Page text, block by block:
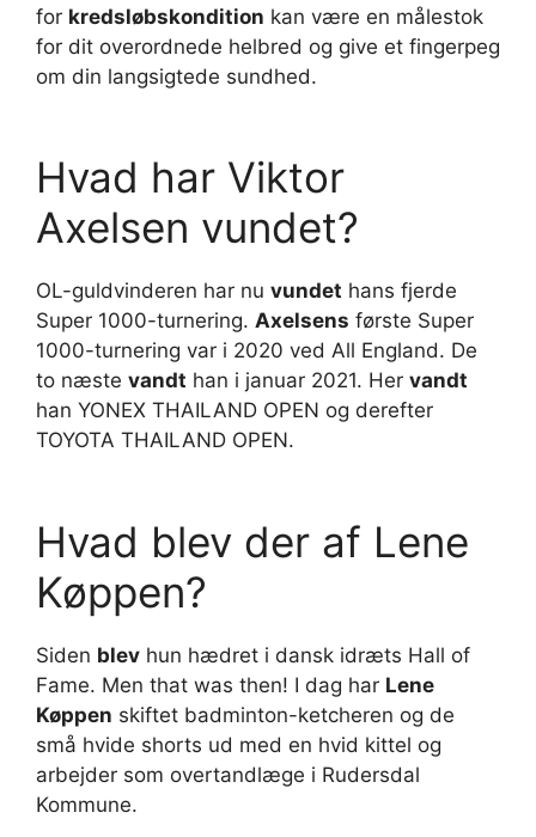
for kredsløbskondition kan være en målestok
for dit overordnede helbred og give et fingerpeg
om din langsigtede sundhed.
Hvad har Viktor
Axelsen vundet?
OL-guldvinderen har nu vundet hans fjerde
Super 1000-turnering. Axelsens første Super
1000-turnering var i 2020 ved All England. De
to næste vandt han i januar 2021. Her vandt
han YONEX THAILAND OPEN og derefter
TOYOTA THAILAND OPEN.
Hvad blev der af Lene
Køppen?
Siden blev hun hædret i dansk idræts Hall of
Fame. Men that was then! I dag har Lene
Køppen skiftet badminton-ketcheren og de
små hvide shorts ud med en hvid kittel og
arbejder som overtandlæge i Rudersdal
Kommune.